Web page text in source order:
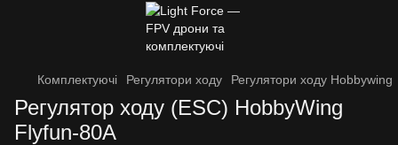
Комплектуючі Регулятори ходу Регулятори ходу Hobbywing
Регулятор ходу (ESC) HobbyWing
Flyfun-80A